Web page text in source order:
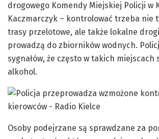
drogowego Komendy Miejskiej Policji w
Kaczmarczyk – kontrolować trzeba nie
trasy przelotowe, ale także lokalne
prowadzą do zbiorników wodnych.
sygnałów, że często w takich miejscach
alkohol.
Osoby podejrzane są sprawdzane za